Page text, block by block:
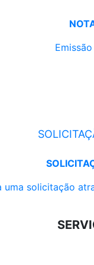
uma solicitação